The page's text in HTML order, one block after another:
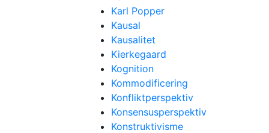
Karl Popper
Kausal
Kausalitet
Kierkegaard
Kognition
Kommodificering
Konfliktperspektiv
Konsensusperspektiv
Konstruktivisme